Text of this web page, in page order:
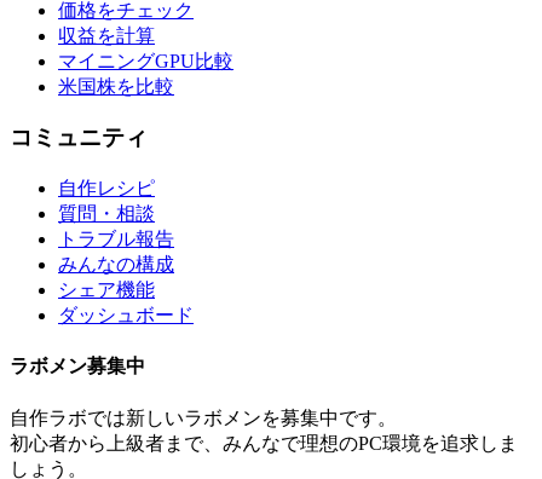
価格をチェック
収益を計算
マイニングGPU比較
米国株を比較
コミュニティ
自作レシピ
質問・相談
トラブル報告
みんなの構成
シェア機能
ダッシュボード
ラボメン募集中
自作ラボでは新しいラボメンを募集中です。
初心者から上級者まで、みんなで理想のPC環境を追求しま
しょう。